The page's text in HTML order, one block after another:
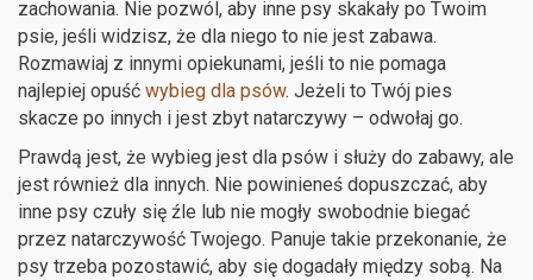
zachowania. Nie pozwól, aby inne psy skakały po Twoim
psie, jeśli widzisz, że dla niego to nie jest zabawa.
Rozmawiaj z innymi opiekunami, jeśli to nie pomaga
najlepiej opuść wybieg dla psów. Jeżeli to Twój pies
skacze po innych i jest zbyt natarczywy – odwołaj go.
Prawdą jest, że wybieg jest dla psów i służy do zabawy, ale
jest również dla innych. Nie powinieneś dopuszczać, aby
inne psy czuły się źle lub nie mogły swobodnie biegać
przez natarczywość Twojego. Panuje takie przekonanie, że
psy trzeba pozostawić, aby się dogadały między sobą. Na